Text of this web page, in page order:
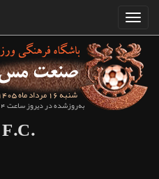
شنبه 16 مرداد ماه 1405
به‌روزشده در دیروز ساعت 18:24
F.C.